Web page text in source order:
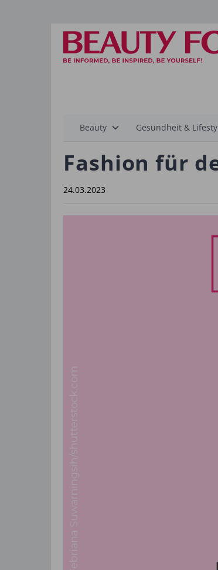
Hauptnavigation
Beauty Gesundheit &
Fashion für
24.03.2023